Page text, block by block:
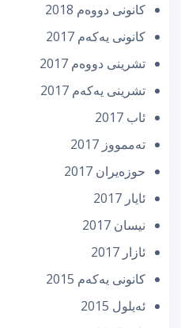
كانونی دووه‌م 2018
كانونی یه‌كه‌م 2017
تشرینی دووه‌م 2017
تشرینی یه‌كه‌م 2017
ئاب 2017
تەممووز 2017
حوزه‌یران 2017
ئایار 2017
نیسان 2017
ئازار 2017
كانونی یه‌كه‌م 2015
ئه‌یلول 2015